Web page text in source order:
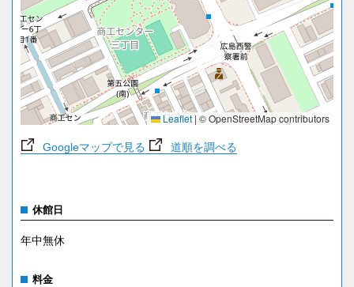
Leaflet | © OpenStreetMap contributors
Googleマップで見る 道順を調べる
休館日
年中無休
料金